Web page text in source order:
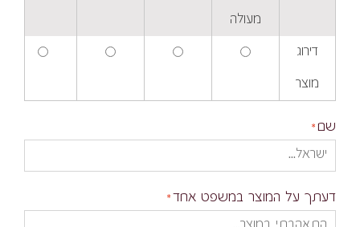
מעולה
דירוג
מוצר
שם
דעתך על המוצר במשפט אחד